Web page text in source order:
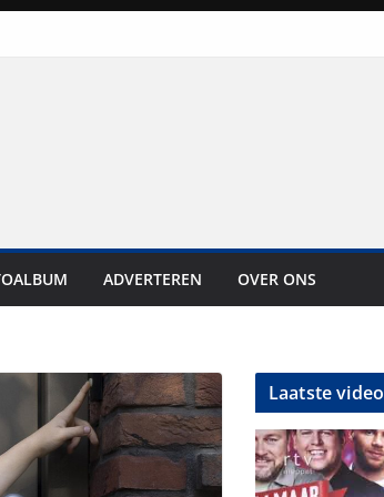
ADVERTEREN OVER ONS
Laatste video